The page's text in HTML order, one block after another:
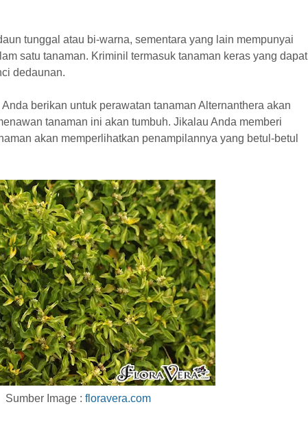
tunggal atau bi-warna, sementara yang lain mempunyai
satu tanaman. Kriminil termasuk tanaman keras yang dapat
dedaunan.
berikan untuk perawatan tanaman Alternanthera akan
tanaman ini akan tumbuh. Jikalau Anda memberi
akan memperlihatkan penampilannya yang betul-betul
Sumber Image : floravera.com